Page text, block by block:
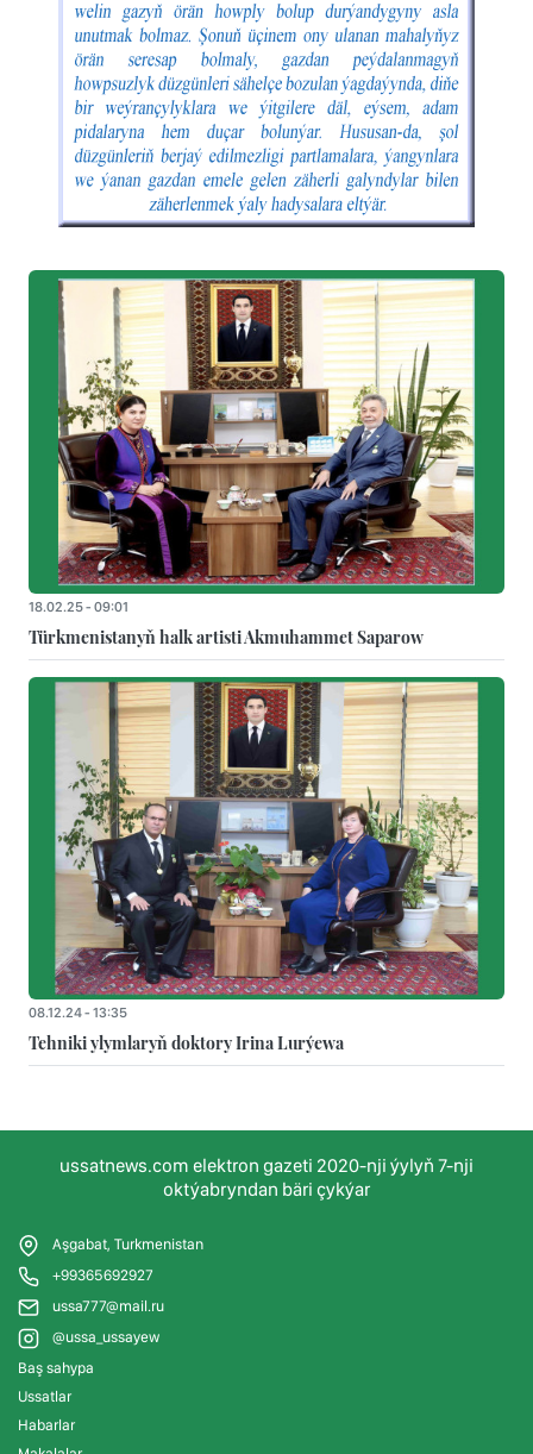
18.02.25 - 09:01
Türkmenistanyň halk artisti Akmuhammet Saparow
08.12.24 - 13:35
Tehniki ylymlaryň doktory Irina Lurýewa
ussatnews.com elektron gazeti 2020-nji ýylyň 7-nji
oktýabryndan bäri çykýar
Aşgabat, Turkmenistan
+99365692927
ussa777@mail.ru
@ussa_ussayew
Baş sahypa
Ussatlar
Habarlar